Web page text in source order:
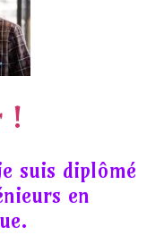
!
suis diplômé
en